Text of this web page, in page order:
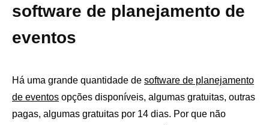
software de planejamento de
eventos
Há uma grande quantidade de software de planejamento
de eventos opções disponíveis, algumas gratuitas, outras
pagas, algumas gratuitas por 14 dias. Por que não